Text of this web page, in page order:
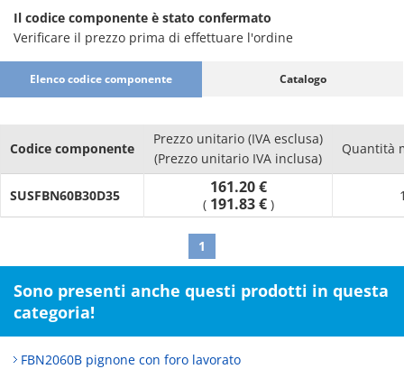
Il codice componente è stato confermato
Verificare il prezzo prima di effettuare l'ordine
Elenco codice componente Catalogo
Codice componente
Prezzo unitario (IVA esclusa)
(Prezzo unitario IVA inclusa)
Quantità
SUSFBN60B30D35 161.20 €
( 191.83 € )
1
Sono presenti anche questi prodotti in questa
categoria!
FBN2060B pignone con foro lavorato